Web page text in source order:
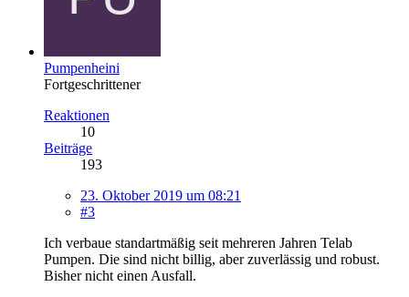
Pumpenheini
Fortgeschrittener
Reaktionen
10
Beiträge
193
23. Oktober 2019 um 08:21
#3
Ich verbaue standartmäßig seit mehreren Jahren Telab
Pumpen. Die sind nicht billig, aber zuverlässig und robust.
Bisher nicht einen Ausfall.